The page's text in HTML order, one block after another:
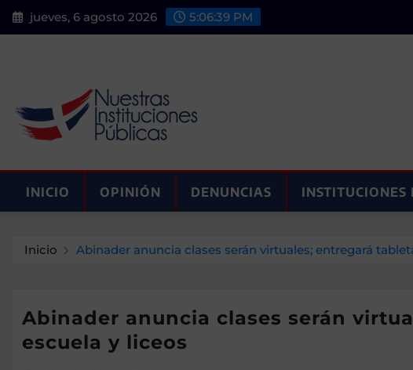
Saltar
al
jueves, 6 agosto 2026 5:06:40 PM
INICIO OPINIÓN DENUNCIAS
Inicio Abinader anuncia clases serán virtuales; entregará
Abinader anuncia clases serán
escuela y liceos